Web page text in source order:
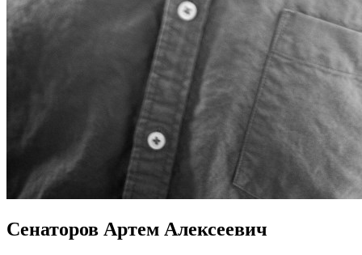
Сенаторов Артем Алексеевич